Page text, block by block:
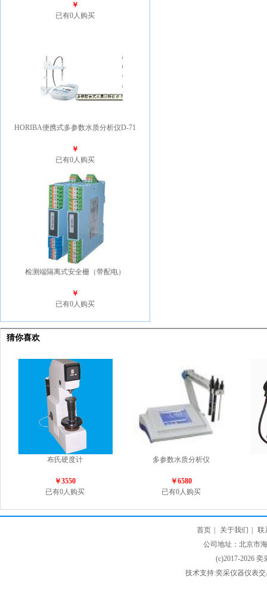
￥
已有0人购买
HORIBA便携式多参数水质分析仪D-71
￥
已有0人购买
检测端隔离式安全栅（带配电）
￥
已有0人购买
猜你喜欢
布氏硬度计
￥3550
已有0人购买
多参数水质分析仪
￥6580
已有0人购买
首页 关于我们
联
公司地址：北京市
(c)2017-2026
技术支持:奕采仪器仪表